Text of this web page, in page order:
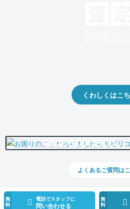
無
料
電話でスタッフに
問い合わせる
無
料
くわしくはこ
0800-500-5500
よくあるご質問は